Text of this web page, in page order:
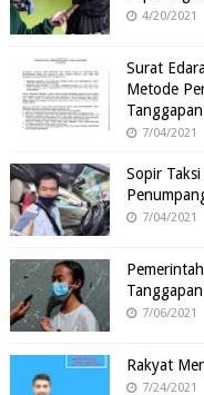
4/20/2021
Surat
Metode
7/04/2021
Sopir
7/04/2021
7/06/2021
Rakyat
7/24/2021